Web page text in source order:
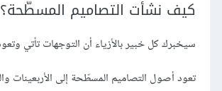
كيف نشأت التصاميم المسطّحة؟
سيخبرك كل خبير بالأزياء أن التوجهات تأتي